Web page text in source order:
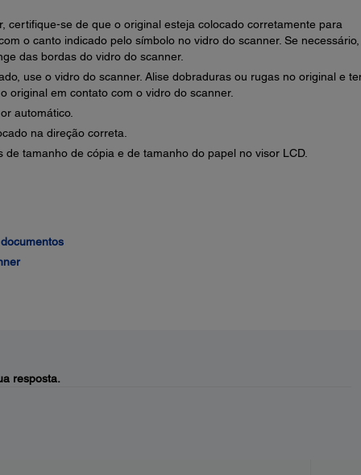
certifique-se de que o original esteja colocado corretamente para
o canto indicado pelo símbolo no vidro do scanner. Se necessário,
das bordas do vidro do scanner.
use o vidro do scanner. Alise dobraduras ou rugas no original e
original em contato com o vidro do scanner.
automático.
na direção correta.
tamanho de cópia e de tamanho do papel no visor LCD.
resposta.